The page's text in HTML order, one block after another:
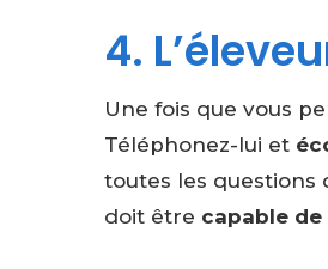
4.
Une fois que vous
Téléphonez-lui et
toutes les questions
doit être capable